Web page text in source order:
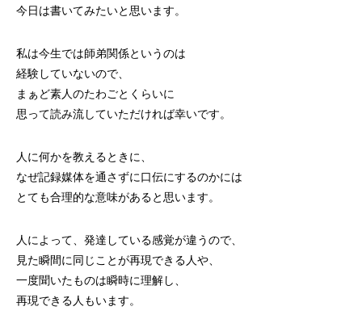
今日は書いてみたいと思います。
私は今生では師弟関係というのは
経験していないので、
まぁど素人のたわごとくらいに
思って読み流していただければ幸いです。
人に何かを教えるときに、
なぜ記録媒体を通さずに口伝にするのかには
とても合理的な意味があると思います。
人によって、発達している感覚が違うので、
見た瞬間に同じことが再現できる人や、
一度聞いたものは瞬時に理解し、
再現できる人もいます。